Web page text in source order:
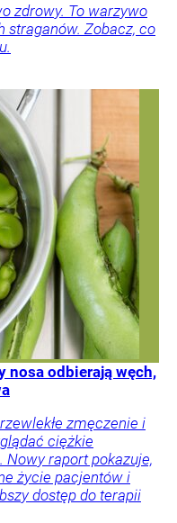
zdrowy. To warzywo
straganów. Zobacz, co
nosa odbierają węch,
zmęczenie i
ciężkie
Nowy raport pokazuje,
życie pacjentów i
dostęp do terapii